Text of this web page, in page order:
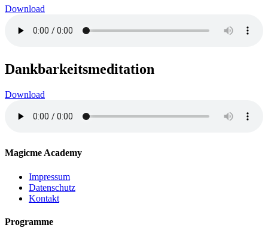
Download
Dankbarkeitsmeditation
Download
Magicme Academy
Impressum
Datenschutz
Kontakt
Programme